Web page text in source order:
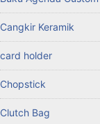
Cangkir Keramik
card holder
Chopstick
Clutch Bag